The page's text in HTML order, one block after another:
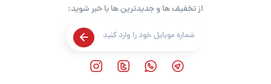
از تخفیف ها و جدیدترین ها با خبر شوید: